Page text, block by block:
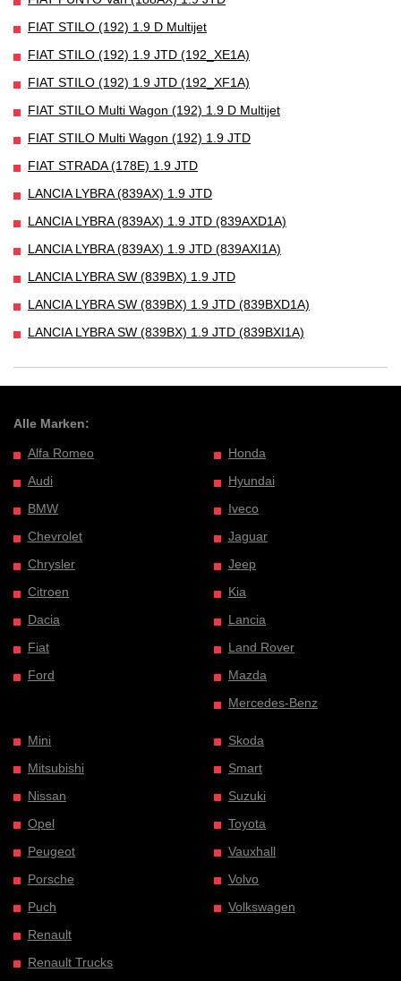
FIAT STILO (192) 1.9 D Multijet
FIAT STILO (192) 1.9 JTD (192_XE1A)
FIAT STILO (192) 1.9 JTD (192_XF1A)
FIAT STILO Multi Wagon (192) 1.9 D Multijet
FIAT STILO Multi Wagon (192) 1.9 JTD
FIAT STRADA (178E) 1.9 JTD
LANCIA LYBRA (839AX) 1.9 JTD
LANCIA LYBRA (839AX) 1.9 JTD (839AXD1A)
LANCIA LYBRA (839AX) 1.9 JTD (839AXI1A)
LANCIA LYBRA SW (839BX) 1.9 JTD
LANCIA LYBRA SW (839BX) 1.9 JTD (839BXD1A)
LANCIA LYBRA SW (839BX) 1.9 JTD (839BXI1A)
Alle Marken:
Alfa Romeo
Audi
BMW
Chevrolet
Chrysler
Citroen
Dacia
Fiat
Ford
Honda
Hyundai
Iveco
Jaguar
Jeep
Kia
Lancia
Land Rover
Mazda
Mercedes-Benz
Mini
Mitsubishi
Nissan
Opel
Peugeot
Porsche
Puch
Renault
Renault Trucks
Skoda
Smart
Suzuki
Toyota
Vauxhall
Volvo
Volkswagen